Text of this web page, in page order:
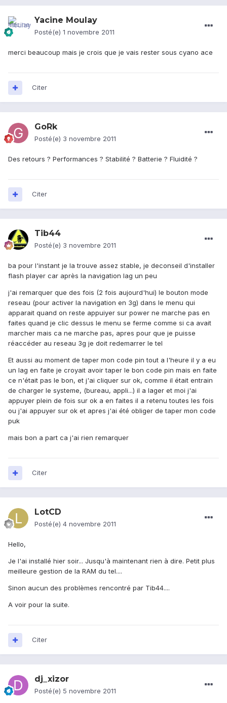
Yacine Moulay
Posté(e) 1 novembre 2011
merci beaucoup mais je crois que je vais rester sous cyano ace
Citer
GoRk
Posté(e) 3 novembre 2011
Des retours ? Performances ? Stabilité ? Batterie ? Fluidité ?
Citer
Tib44
Posté(e) 3 novembre 2011
ba pour l'instant je la trouve assez stable, je deconseil d'installer
flash player car après la navigation lag un peu
j'ai remarquer que des fois (2 fois aujourd'hui) le bouton mode
reseau (pour activer la navigation en 3g) dans le menu qui
apparait quand on reste appuiyer sur power ne marche pas en
faites quand je clic dessus le menu se ferme comme si ca avait
marcher mais ca ne marche pas, apres pour que je puisse
réaccéder au reseau 3g je doit redemarrer le tel
Et aussi au moment de taper mon code pin tout a l'heure il y a eu
un lag en faite je croyait avoir taper le bon code pin mais en faite
ce n'était pas le bon, et j'ai cliquer sur ok, comme il était entrain
de charger le systeme, (bureau, appli...) il a lager et moi j'ai
appuyer plein de fois sur ok a en faites il a retenu toutes les fois
ou j'ai appuyer sur ok et apres j'ai été obliger de taper mon code
puk
mais bon a part ca j'ai rien remarquer
Citer
LotCD
Posté(e) 4 novembre 2011
Hello,
Je l'ai installé hier soir... Jusqu'à maintenant rien à dire. Petit plus
meilleure gestion de la RAM du tel....
Sinon aucun des problèmes rencontré par Tib44....
A voir pour la suite.
Citer
dj_xizor
Posté(e) 5 novembre 2011